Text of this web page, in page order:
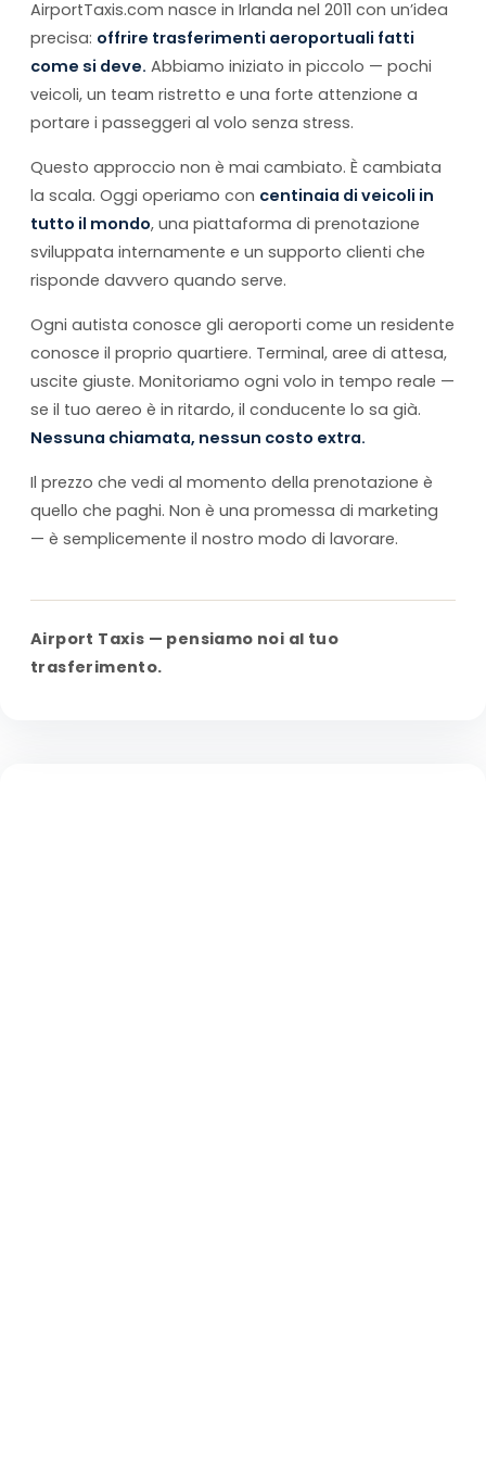
AirportTaxis.com nasce in Irlanda nel 2011 con un’idea
precisa: offrire trasferimenti aeroportuali fatti
come si deve. Abbiamo iniziato in piccolo — pochi
veicoli, un team ristretto e una forte attenzione a
portare i passeggeri al volo senza stress.
Questo approccio non è mai cambiato. È cambiata
la scala. Oggi operiamo con centinaia di veicoli in
tutto il mondo, una piattaforma di prenotazione
sviluppata internamente e un supporto clienti che
risponde davvero quando serve.
Ogni autista conosce gli aeroporti come un residente
conosce il proprio quartiere. Terminal, aree di attesa,
uscite giuste. Monitoriamo ogni volo in tempo reale —
se il tuo aereo è in ritardo, il conducente lo sa già.
Nessuna chiamata, nessun costo extra.
Il prezzo che vedi al momento della prenotazione è
quello che paghi. Non è una promessa di marketing
— è semplicemente il nostro modo di lavorare.
Airport Taxis — pensiamo noi al tuo
trasferimento.